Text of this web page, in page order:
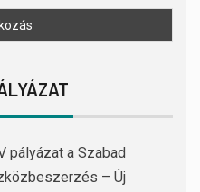
pályázat a Szabad
– Új